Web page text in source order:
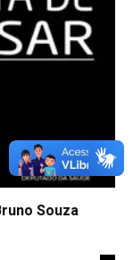
Souza